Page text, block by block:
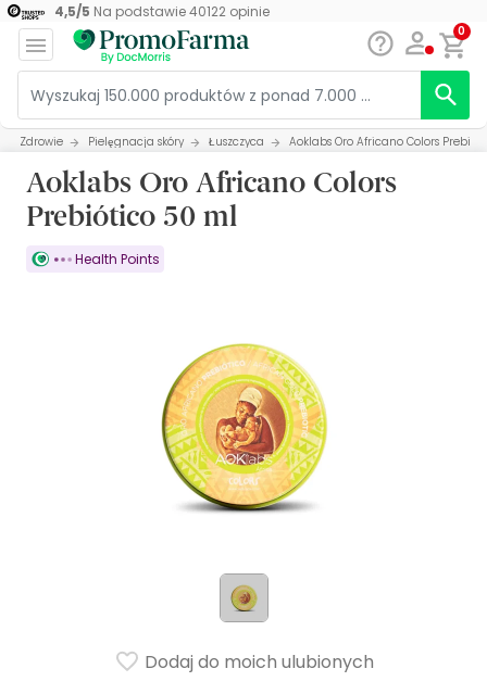
4,5/5 Na podstawie40122opinie
0
Zdrowie Pielęgnacja skóry Łuszczyca Aoklabs Oro Africano Colors
Aoklabs Oro Africano Colors
Prebiótico 50 ml
Health Points
Dodaj do moich ulubionych